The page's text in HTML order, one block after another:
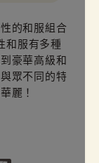
的和服組合
和服有多種
豪華高級和
眾不同的特
麗！